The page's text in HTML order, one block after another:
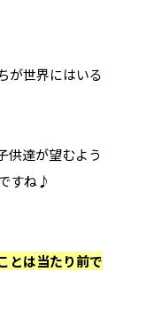
が世界にはいる
供達が望むよう
すね♪
とは当たり前で